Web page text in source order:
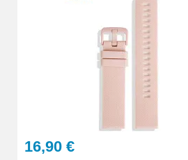
23,90 €
Sacoche Outils
45,90 €
16,90 €